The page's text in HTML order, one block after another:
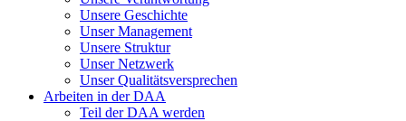
Unsere Geschichte
Unser Management
Unsere Struktur
Unser Netzwerk
Unser Qualitätsversprechen
Arbeiten in der DAA
Teil der DAA werden